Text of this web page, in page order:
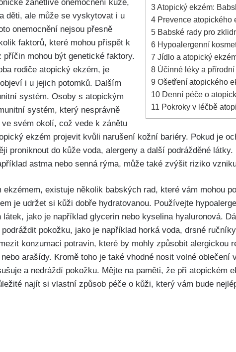
3Atopický‌ ekzém:
4 Prevence atopického
5 Babské ⁤rady pro
6 Hypoalergenní
7 Jídlo a atopický
8 Účinné‌ léky a
9 Ošetření atopického⁢
10 Denní péče o
11 Pokroky‌ v léčbě
zánětlivé onemocnění kůže,
děti, ale může se vyskytovat i u
onemocnění nejsou​ přesně
faktorů, které mohou přispět k
příčin mohou být‍ genetické faktory.
rodiče atopický ekzém, je‍
i ‌u jejich potomků. Dalším
systém. Osoby s atopickým
systém,‌ který⁣ nesprávně
svém‍ okolí, což vede k zánětu
ekzém projevit ​kvůli ⁢narušení kožní‌ bariéry. ⁣Pokud je
proniknout do kůže voda, alergeny ⁣a další podrážděné
astma nebo senná rýma, může také zvýšit riziko​
ekzémem,‌ existuje několik babských rad, které vám mohou‍
je udržet si kůži dobře hydratovanou. Používejte‍
jako ‌je například glycerin nebo kyselina hyaluronová.
⁣pokožku, jako je například horká voda, drsné
⁣konzumaci potravin,​ které by mohly‍ způsobit alergickou
‌arašídy. ⁢Kromě toho je ⁤také vhodné nosit ‍volné oblečení⁢
a nedráždí pokožku. Mějte na paměti, že při atopickém
najít si vlastní způsob péče o ‌kůži, který vám bude